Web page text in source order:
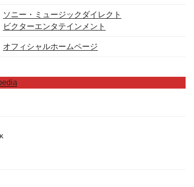
ソニー・ミュージックダイレクト
ビクターエンタテインメント
オフィシャルホームページ